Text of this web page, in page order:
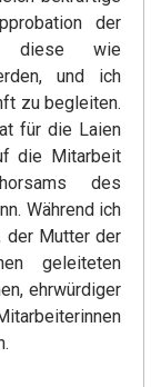
der
diese wie
und ich
zu begleiten.
für die Laien
die Mitarbeit
des
Während ich
der Mutter der
geleiteten
ehrwürdiger